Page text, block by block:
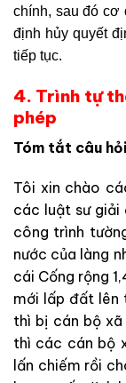
chính, sau đó cơ
định hủy quyết
tiếp tục.
4. Trình tự
phép
Tóm tắt câu
Tôi xin chào
các luật sư giải
công trình
nước của làng
cái Cống rộng
mới lấp đất lên
thì bị cán bộ xã
thì các cán bộ
lấn chiếm rồi